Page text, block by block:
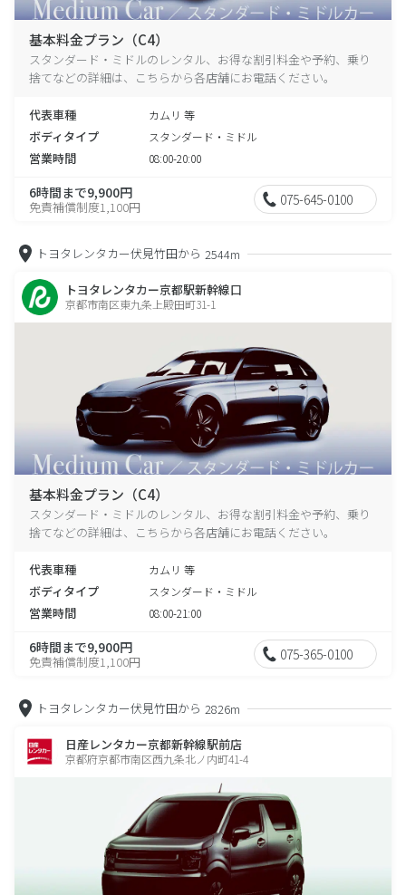
基本料金プラン（C4）
スタンダード・ミドルのレンタル、お得な割引料金や予約、乗り
捨てなどの詳細は、こちらから各店舗にお電話ください。
代表車種 カムリ 等
ボディタイプ スタンダード・ミドル
営業時間 08:00-20:00
6時間まで9,900円
免責補償制度1,100円 075-645-0100
トヨタレンタカー伏見竹田から 2544m
トヨタレンタカー京都駅新幹線口
京都市南区東九条上殿田町31-1
基本料金プラン（C4）
スタンダード・ミドルのレンタル、お得な割引料金や予約、乗り
捨てなどの詳細は、こちらから各店舗にお電話ください。
代表車種 カムリ 等
ボディタイプ スタンダード・ミドル
営業時間 08:00-21:00
6時間まで9,900円
免責補償制度1,100円 075-365-0100
トヨタレンタカー伏見竹田から 2826m
日産レンタカー京都新幹線駅前店
京都府京都市南区西九条北ノ内町41-4